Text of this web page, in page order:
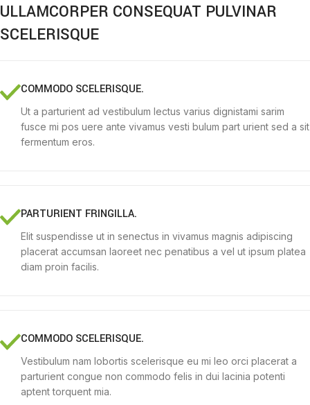
ULLAMCORPER CONSEQUAT PULVINAR
SCELERISQUE
COMMODO SCELERISQUE.
Ut a parturient ad vestibulum lectus varius dignistami sarim
fusce mi pos uere ante vivamus vesti bulum part urient sed a sit
fermentum eros.
PARTURIENT FRINGILLA.
Elit suspendisse ut in senectus in vivamus magnis adipiscing
placerat accumsan laoreet nec penatibus a vel ut ipsum platea
diam proin facilis.
COMMODO SCELERISQUE.
Vestibulum nam lobortis scelerisque eu mi leo orci placerat a
parturient congue non commodo felis in dui lacinia potenti
aptent torquent mia.